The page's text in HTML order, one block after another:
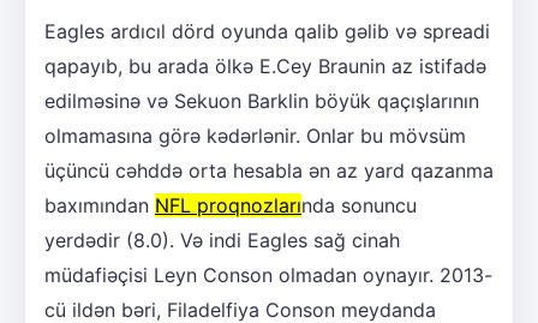
Eagles ardıcıl dörd oyunda qalib gəlib və spreadi
qapayıb, bu arada ölkə E.Cey Braunin az istifadə
edilməsinə və Sekuon Barklin böyük qaçışlarının
olmamasına görə kədərlənir. Onlar bu mövsüm
üçüncü cəhddə orta hesabla ən az yard qazanma
baxımından NFL proqnozlarında sonuncu
yerdədir (8.0). Və indi Eagles sağ cinah
müdafiəçisi Leyn Conson olmadan oynayır. 2013-
cü ildən bəri, Filadelfiya Conson meydanda